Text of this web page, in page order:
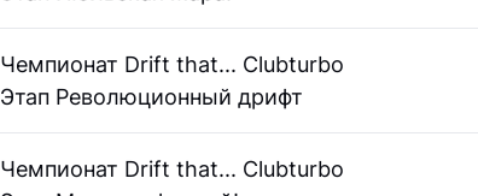
Чемпионат Drift that... Clubturbo
Этап Революционный дрифт
Чемпионат Drift that... Clubturbo